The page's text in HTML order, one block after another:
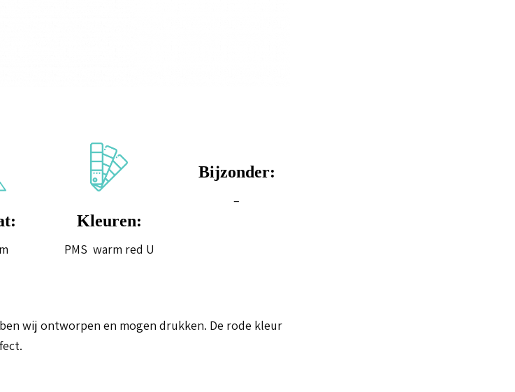
Kleuren:
PMS warm red U
Bijzonder:
–
wij ontworpen en mogen drukken. De rode kleur